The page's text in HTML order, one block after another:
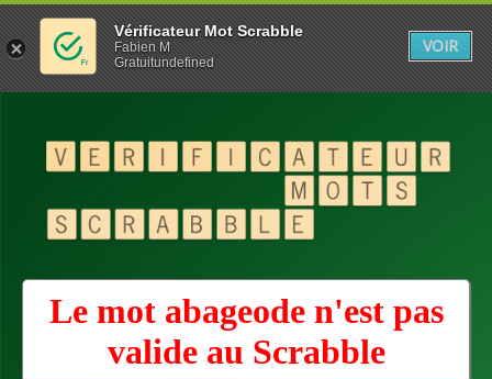
Le mot abageode n'est pas
valide au Scrabble
Vérificateur Mot Scrabble
Fabien M
Gratuitundefined
VOIR